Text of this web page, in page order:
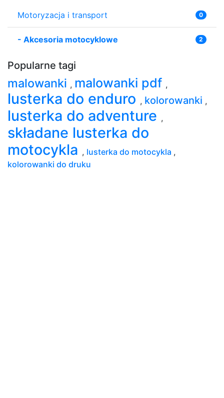
Motoryzacja i transport 0
- Akcesoria motocyklowe 2
Popularne tagi
malowanki , malowanki pdf ,
lusterka do enduro , kolorowanki ,
lusterka do adventure ,
składane lusterka do
motocykla , lusterka do motocykla ,
kolorowanki do druku